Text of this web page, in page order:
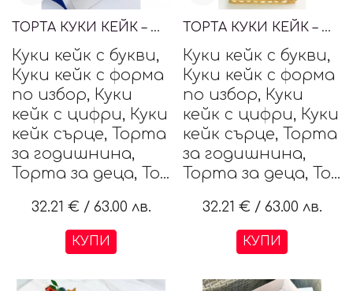
ТОРТА КУКИ КЕЙК – ЦИФРА 4
Куки кейк с букви,
Куки кейк с форма
по избор, Куки
кейк с цифри, Куки
кейк сърце, Торта
за годишнина,
Торта за деца, То...
32.21 € / 63.00 лв.
КУПИ
ТОРТА КУКИ КЕЙК – ЦИФРА 2
Куки кейк с букви,
Куки кейк с форма
по избор, Куки
кейк с цифри, Куки
кейк сърце, Торта
за годишнина,
Торта за деца, То...
32.21 € / 63.00 лв.
КУПИ